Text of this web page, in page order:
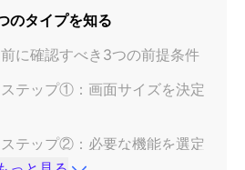
のタイプを知る
に確認すべき3つの前提条件
テップ①：画面サイズを決定
テップ②：必要な機能を選定